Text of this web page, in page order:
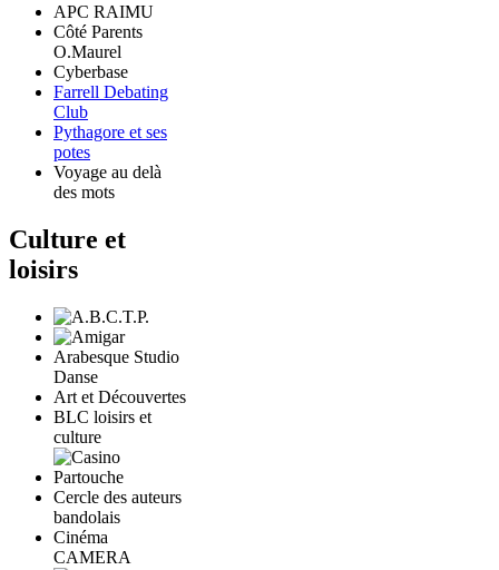
APC RAIMU
Côté Parents
O.Maurel
Cyberbase
Farrell Debating
Club
Pythagore et ses
potes
Voyage au delà
des mots
Culture et
loisirs
Arabesque Studio
Danse
Art et Découvertes
BLC loisirs et
culture
Cercle des auteurs
bandolais
Cinéma
CAMERA